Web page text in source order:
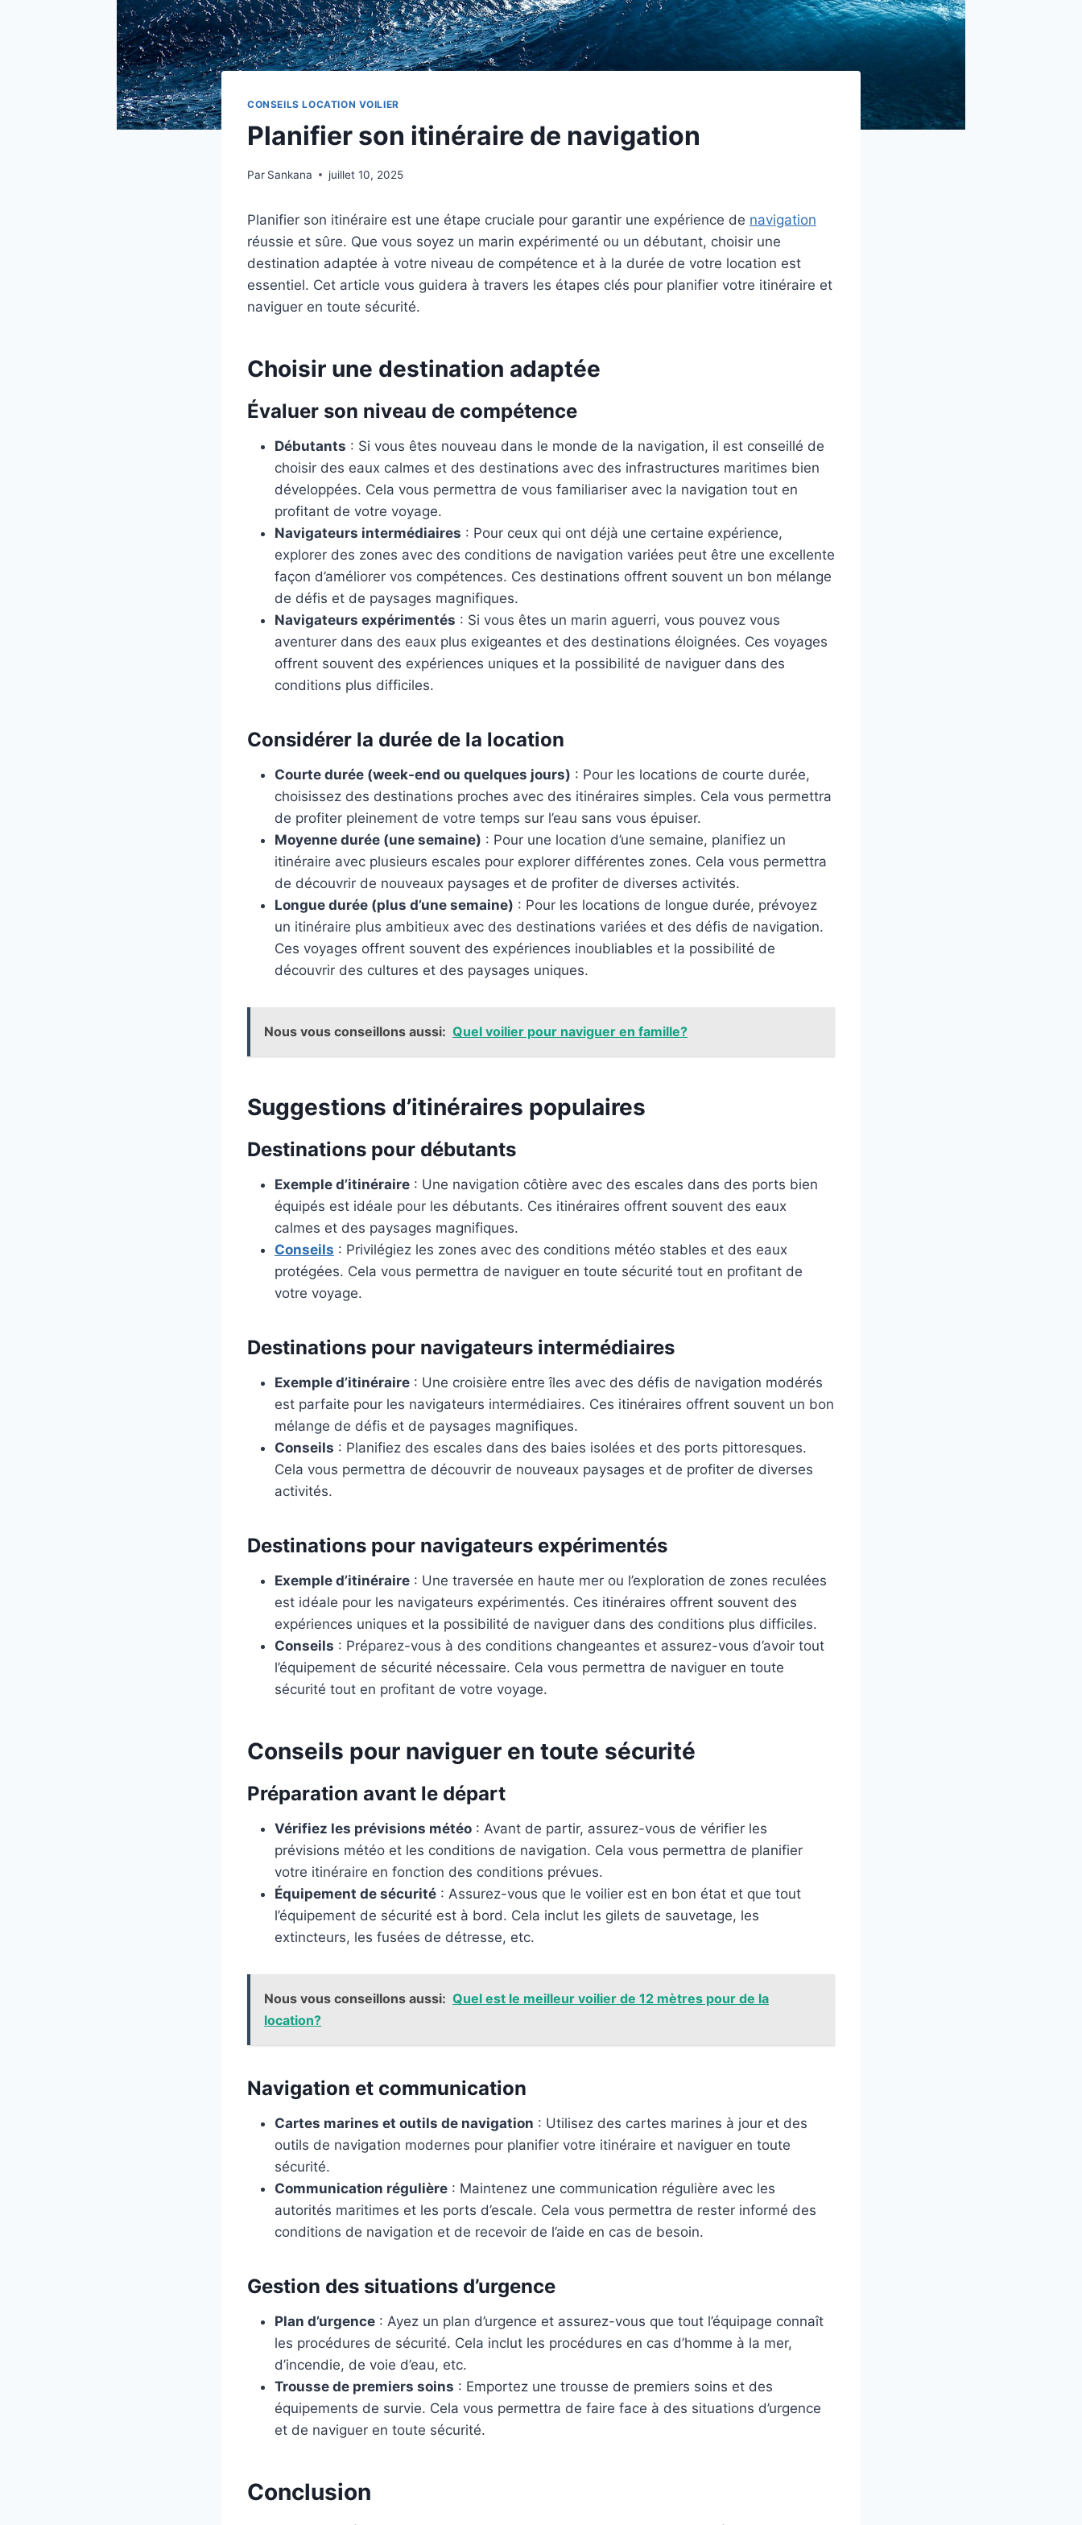
CONSEILS LOCATION VOILIER
Planifier son itinéraire de navigation
Par Sankana juillet 10, 2025
Planifier son itinéraire est une étape cruciale pour garantir une expérience de navigation
réussie et sûre. Que vous soyez un marin expérimenté ou un débutant, choisir une
destination adaptée à votre niveau de compétence et à la durée de votre location est
essentiel. Cet article vous guidera à travers les étapes clés pour planifier votre itinéraire et
naviguer en toute sécurité.
Choisir une destination adaptée
Évaluer son niveau de compétence
Débutants : Si vous êtes nouveau dans le monde de la navigation, il est conseillé de
choisir des eaux calmes et des destinations avec des infrastructures maritimes bien
développées. Cela vous permettra de vous familiariser avec la navigation tout en
profitant de votre voyage.
Navigateurs intermédiaires : Pour ceux qui ont déjà une certaine expérience,
explorer des zones avec des conditions de navigation variées peut être une excellente
façon d’améliorer vos compétences. Ces destinations offrent souvent un bon mélange
de défis et de paysages magnifiques.
Navigateurs expérimentés : Si vous êtes un marin aguerri, vous pouvez vous
aventurer dans des eaux plus exigeantes et des destinations éloignées. Ces voyages
offrent souvent des expériences uniques et la possibilité de naviguer dans des
conditions plus difficiles.
Considérer la durée de la location
Courte durée (week-end ou quelques jours) : Pour les locations de courte durée,
choisissez des destinations proches avec des itinéraires simples. Cela vous permettra
de profiter pleinement de votre temps sur l’eau sans vous épuiser.
Moyenne durée (une semaine) : Pour une location d’une semaine, planifiez un
itinéraire avec plusieurs escales pour explorer différentes zones. Cela vous permettra
de découvrir de nouveaux paysages et de profiter de diverses activités.
Longue durée (plus d’une semaine) : Pour les locations de longue durée, prévoyez
un itinéraire plus ambitieux avec des destinations variées et des défis de navigation.
Ces voyages offrent souvent des expériences inoubliables et la possibilité de
découvrir des cultures et des paysages uniques.
Nous vous conseillons aussi: Quel voilier pour naviguer en famille?
Suggestions d’itinéraires populaires
Destinations pour débutants
Exemple d’itinéraire : Une navigation côtière avec des escales dans des ports bien
équipés est idéale pour les débutants. Ces itinéraires offrent souvent des eaux
calmes et des paysages magnifiques.
Conseils : Privilégiez les zones avec des conditions météo stables et des eaux
protégées. Cela vous permettra de naviguer en toute sécurité tout en profitant de
votre voyage.
Destinations pour navigateurs intermédiaires
Exemple d’itinéraire : Une croisière entre îles avec des défis de navigation modérés
est parfaite pour les navigateurs intermédiaires. Ces itinéraires offrent souvent un bon
mélange de défis et de paysages magnifiques.
Conseils : Planifiez des escales dans des baies isolées et des ports pittoresques.
Cela vous permettra de découvrir de nouveaux paysages et de profiter de diverses
activités.
Destinations pour navigateurs expérimentés
Exemple d’itinéraire : Une traversée en haute mer ou l’exploration de zones reculées
est idéale pour les navigateurs expérimentés. Ces itinéraires offrent souvent des
expériences uniques et la possibilité de naviguer dans des conditions plus difficiles.
Conseils : Préparez-vous à des conditions changeantes et assurez-vous d’avoir tout
l’équipement de sécurité nécessaire. Cela vous permettra de naviguer en toute
sécurité tout en profitant de votre voyage.
Conseils pour naviguer en toute sécurité
Préparation avant le départ
Vérifiez les prévisions météo : Avant de partir, assurez-vous de vérifier les
prévisions météo et les conditions de navigation. Cela vous permettra de planifier
votre itinéraire en fonction des conditions prévues.
Équipement de sécurité : Assurez-vous que le voilier est en bon état et que tout
l’équipement de sécurité est à bord. Cela inclut les gilets de sauvetage, les
extincteurs, les fusées de détresse, etc.
Nous vous conseillons aussi: Quel est le meilleur voilier de 12 mètres pour de la
location?
Navigation et communication
Cartes marines et outils de navigation : Utilisez des cartes marines à jour et des
outils de navigation modernes pour planifier votre itinéraire et naviguer en toute
sécurité.
Communication régulière : Maintenez une communication régulière avec les
autorités maritimes et les ports d’escale. Cela vous permettra de rester informé des
conditions de navigation et de recevoir de l’aide en cas de besoin.
Gestion des situations d’urgence
Plan d’urgence : Ayez un plan d’urgence et assurez-vous que tout l’équipage connaît
les procédures de sécurité. Cela inclut les procédures en cas d’homme à la mer,
d’incendie, de voie d’eau, etc.
Trousse de premiers soins : Emportez une trousse de premiers soins et des
équipements de survie. Cela vous permettra de faire face à des situations d’urgence
et de naviguer en toute sécurité.
Conclusion